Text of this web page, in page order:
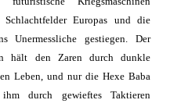
Schlachtfelder Europas und die
Unermessliche gestiegen. Der
hält den Zaren durch dunkle
Leben, und nur die Hexe Baba
durch gewieftes Taktieren